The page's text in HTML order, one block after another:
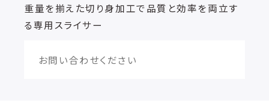
重量を揃えた切り身加工で品質と効率を両立す
る専用スライサー
お問い合わせください